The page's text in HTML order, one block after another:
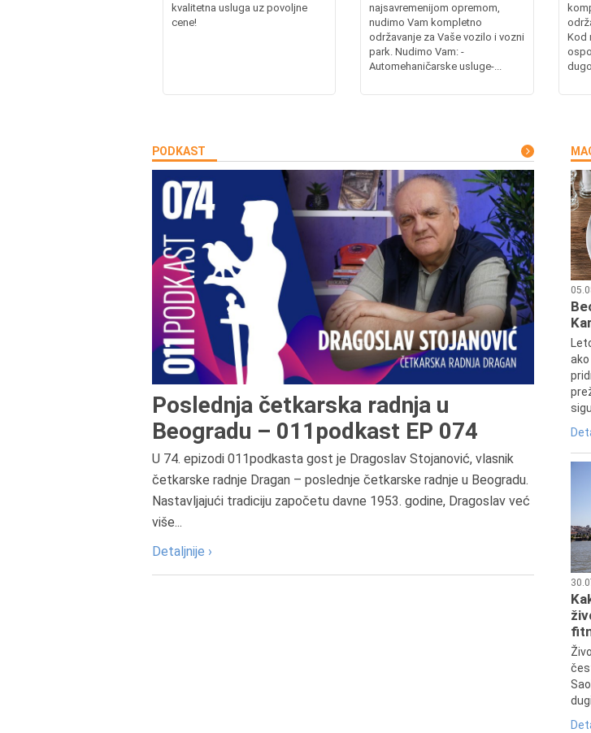
kvalitetna usluga uz povoljne
cene!
najsavremenijom opremom,
nudimo Vam kompletno
održavanje za Vaše vozilo i vozni
park. Nudimo Vam: -
Automehaničarske usluge-...
Kod
PODKAST
Poslednja četkarska radnja u
Beogradu – 011podkast EP 074
U 74. epizodi 011podkasta gost je Dragoslav Stojanović, vlasnik
četkarske radnje Dragan – poslednje četkarske radnje u Beogradu.
Nastavljajući tradiciju započetu davne 1953. godine, Dragoslav već
više...
Detaljnije ›